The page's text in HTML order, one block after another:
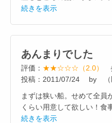
続きを表示
あんまりでした
評価： ★★☆☆☆（2.0）
投稿：2011/07/24 by （
まずは狭い船。せめて全員
くらい用意して欲しい！食
続きを表示